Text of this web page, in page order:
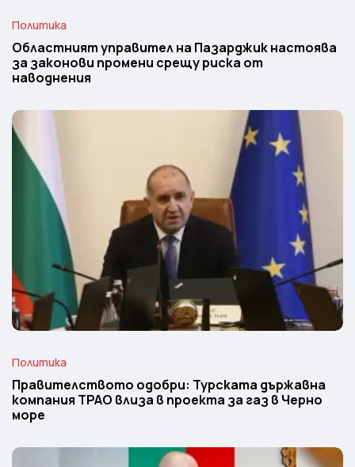
Политика
Областният управител на Пазарджик настоява
за законови промени срещу риска от
наводнения
Политика
Правителството одобри: Турската държавна
компания TPAO влиза в проекта за газ в Черно
море